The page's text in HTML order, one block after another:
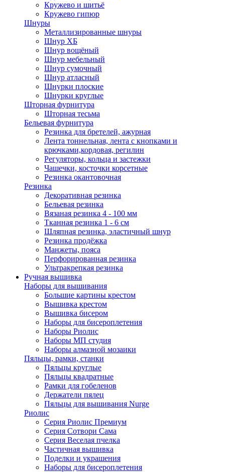
Кружево и шитьё
Кружево гипюр
Шнуры
Металлизированные шнуры
Шнур ХБ
Шнур вощёный
Шнур мебельный
Шнур сумочный
Шнур атласный
Шнурки плоские
Шнурки круглые
Шторная фурнитура
Шторная тесьма
Бельевая фурнитура
Резинка для бретелей, ажурная
Лента тоннельная, лента с кнопками и
крючками,кордовая, регилин
Регуляторы, кольца и застежки
Чашечки, косточки корсетные
Резинка окантовочная
Резинка
Декоративная резинка
Бельевая резинка
Вязаная резинка 4 - 100 мм
Тканная резинка 1 - 6 см
Шляпная резинка, эластичный шнур
Резинка продёжка
Манжеты, пояса
Перфорированная резинка
Ультракрепкая резинка
Ручная вышивка
Наборы для вышивания
Большие картины крестом
Вышивка крестом
Вышивка бисером
Наборы для бисероплетения
Наборы Риолис
Наборы МП студия
Наборы алмазной мозаики
Пяльцы, рамки, станки
Пяльцы круглые
Пяльцы квадратные
Рамки для гобеленов
Держатели пялец
Пяльцы для вышивания Nurge
Риолис
Серия Риолис Премиум
Серия Сотвори Сама
Серия Веселая пчелка
Частичная вышивка
Поделки и украшения
Наборы для бисероплетения